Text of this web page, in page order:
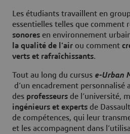
Les étudiants travaillent en
essentielles telles que comment
sonores en environnement
la qualité de l'air ou comment
verts et rafraîchissants.
Tout au long du cursus e-Urban
d’un encadrement personnalisé
des professeurs de l’université,
ingénieurs et experts de
de compétences, qui leur
et les accompagnent dans